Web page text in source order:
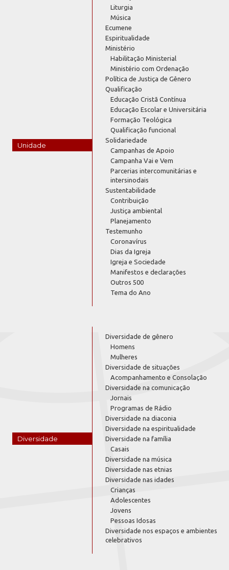
Unidade
Liturgia
Música
Ecumene
Espiritualidade
Ministério
Habilitação Ministerial
Ministério com Ordenação
Política de Justiça de Gênero
Qualificação
Educação Cristã Contínua
Educação Escolar e Universitária
Formação Teológica
Qualificação funcional
Solidariedade
Campanhas de Apoio
Campanha Vai e Vem
Parcerias intercomunitárias e
intersinodais
Sustentabilidade
Contribuição
Justiça ambiental
Planejamento
Testemunho
Coronavírus
Dias da Igreja
Igreja e Sociedade
Manifestos e declarações
Outros 500
Tema do Ano
Diversidade
Diversidade de gênero
Homens
Mulheres
Diversidade de situações
Acompanhamento e Consolação
Diversidade na comunicação
Jornais
Programas de Rádio
Diversidade na diaconia
Diversidade na espiritualidade
Diversidade na família
Casais
Diversidade na música
Diversidade nas etnias
Diversidade nas idades
Crianças
Adolescentes
Jovens
Pessoas Idosas
Diversidade nos espaços e ambientes
celebrativos